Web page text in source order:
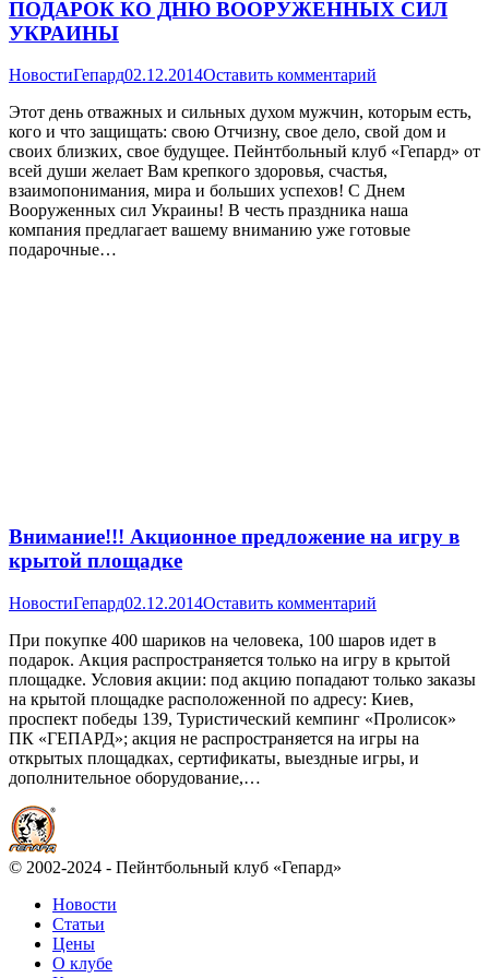
ПОДАРОК КО ДНЮ ВООРУЖЕННЫХ СИЛ
УКРАИНЫ
НовостиГепард02.12.2014Оставить комментарий
Этот день отважных и сильных духом мужчин, которым есть,
кого и что защищать: свою Отчизну, свое дело, свой дом и
своих близких, свое будущее. Пейнтбольный клуб «Гепард» от
всей души желает Вам крепкого здоровья, счастья,
взаимопонимания, мира и больших успехов! С Днем
Вооруженных сил Украины! В честь праздника наша
компания предлагает вашему вниманию уже готовые
подарочные…
Внимание!!! Акционное предложение на игру в
крытой площадке
НовостиГепард02.12.2014Оставить комментарий
При покупке 400 шариков на человека, 100 шаров идет в
подарок. Акция распространяется только на игру в крытой
площадке. Условия акции: под акцию попадают только заказы
на крытой площадке расположенной по адресу: Киев,
проспект победы 139, Туристический кемпинг «Пролисок»
ПК «ГЕПАРД»; акция не распространяется на игры на
открытых площадках, сертификаты, выездные игры, и
дополнительное оборудование,…
© 2002-2024 - Пейнтбольный клуб «Гепард»
Новости
Статьи
Цены
О клубе